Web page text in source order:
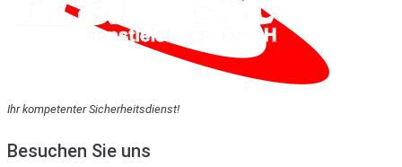
Ihr kompetenter Sicherheitsdienst!
Besuchen Sie uns